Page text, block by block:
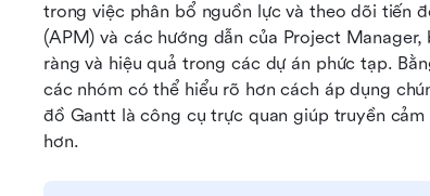
trong việc phân bổ nguồn lực và theo dõi tiến
(APM) và các hướng dẫn của Project
ràng và hiệu quả trong các dự án phức tạp.
các nhóm có thể hiểu rõ hơn cách áp dụng
đồ Gantt là công cụ trực quan giúp truyền
hơn.